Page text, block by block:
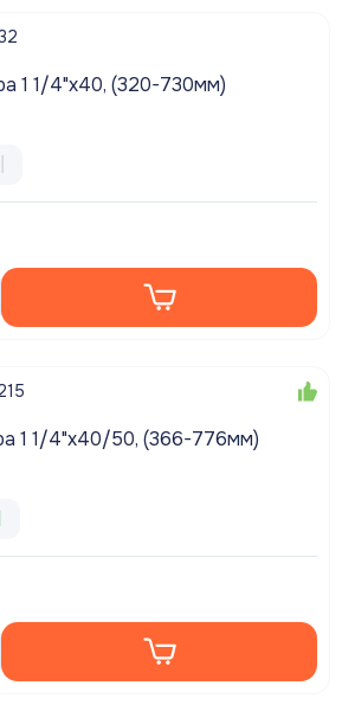
1 1/4"х40, (320-730мм)
1 1/4"х40/50, (366-776мм)